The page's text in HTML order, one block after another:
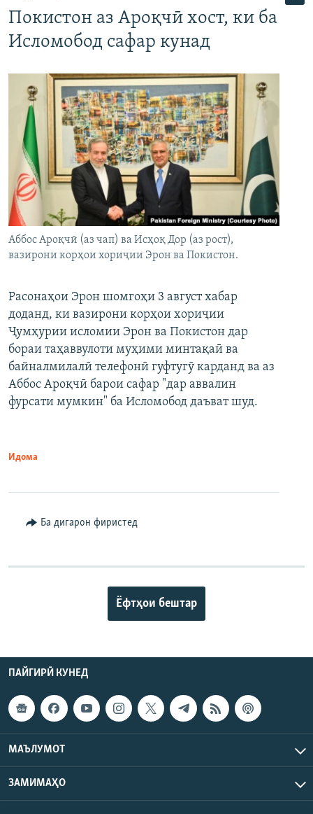
Покистон аз Ароқчӣ хост, ки ба
Исломобод сафар кунад
Аббос Ароқчӣ (аз чап) ва Исҳоқ Дор (аз рост),
вазирони корҳои хориҷии Эрон ва Покистон.
Расонаҳои Эрон шомгоҳи 3 август хабар
доданд, ки вазирони корҳои хориҷии
Ҷумҳурии исломии Эрон ва Покистон дар
бораи таҳаввулоти муҳими минтақаӣ ва
байналмилалӣ телефонӣ гуфтугӯ карданд ва аз
Аббос Ароқчӣ барои сафар "дар аввалин
фурсати мумкин" ба Исломобод даъват шуд.
Идома
Ба дигарон фиристед
Ёфтҳои бештар
ПАЙГИРӢ КУНЕД
МАЪЛУМОТ
ЗАМИМАҲО